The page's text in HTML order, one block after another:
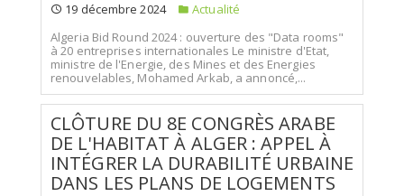
19 décembre 2024
Actualité
Algeria Bid Round 2024 : ouverture des "Data rooms"
à 20 entreprises internationales Le ministre d'Etat,
ministre de l'Energie, des Mines et des Energies
renouvelables, Mohamed Arkab, a annoncé,...
CLÔTURE DU 8E CONGRÈS ARABE
DE L'HABITAT À ALGER : APPEL À
INTÉGRER LA DURABILITÉ URBAINE
DANS LES PLANS DE LOGEMENTS